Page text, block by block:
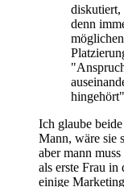
diskutiert,
denn
Ich glaube
Mann, wäre sie
aber mann
als erste Frau in
einige